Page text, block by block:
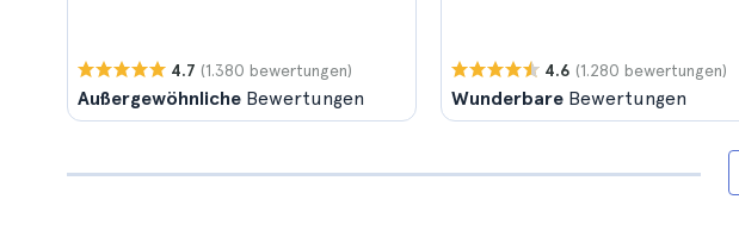
4.7 (1.380 bewertungen)
Außergewöhnliche Bewertungen
4.6 (1.280 bewertungen)
Wunderbare Bewertungen